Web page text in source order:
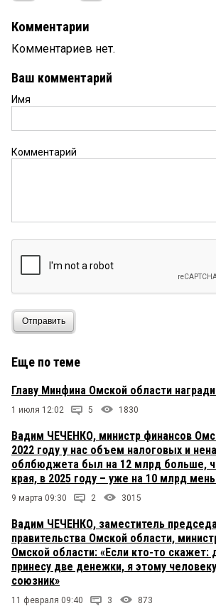
Комментарии
Комментариев нет.
Ваш комментарий
Имя
Комментарий
Отправить
Еще по теме
Главу Минфина Омской области
1 июля 12:02 5 1830
Вадим ЧЕЧЕНКО, министр финансов
2022 году у нас объем налоговых и
облбюджета был на 12 млрд больше,
края, в 2025 году – уже на 10 млрд
9 марта 09:30 2 3015
Вадим ЧЕЧЕНКО, заместитель
правительства Омской области,
Омской области: «Если кто-то скажет:
принесу две денежки, я этому
союзник»
11 февраля 09:40 3 873